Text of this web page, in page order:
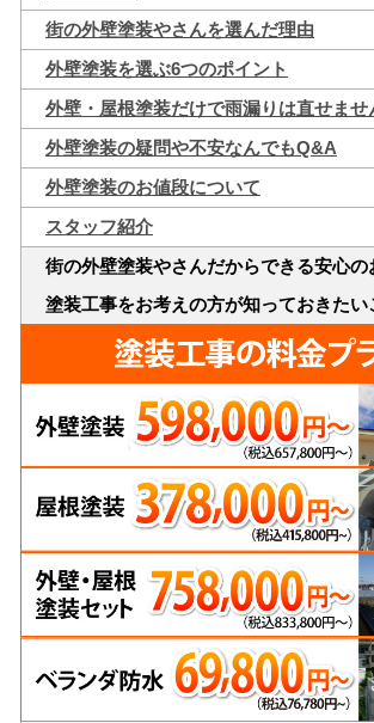
街の外壁塗装やさんを選んだ理由
外壁塗装を選ぶ6つのポイント
外壁・屋根塗装だけで雨漏りは直せませ
外壁塗装の疑問や不安なんでもQ&A
外壁塗装のお値段について
スタッフ紹介
街の外壁塗装やさんだからできる安心の
塗装工事をお考えの方が知っておきたい